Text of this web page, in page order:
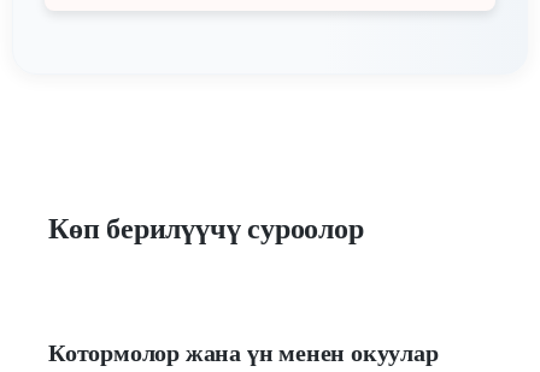
Көп берилүүчү суроолор
Котормолор жана үн менен окуулар